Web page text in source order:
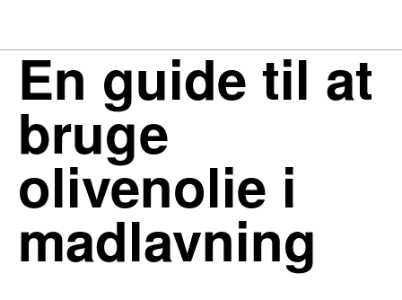
En guide til at
bruge
olivenolie i
madlavning